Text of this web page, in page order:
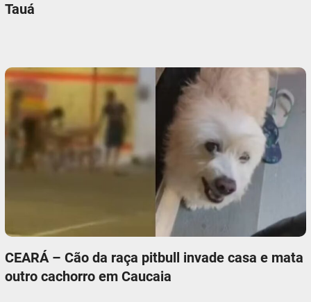
Tauá
CEARÁ – Cão da raça pitbull invade casa e mata
outro cachorro em Caucaia